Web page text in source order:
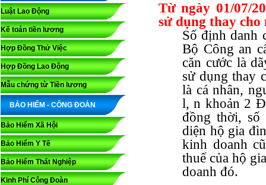
Luật Lao Động
Kế toán tiền lương
Hợp Đồng Thử Việc
Hợp Đồng Lao Động
Mẫu chứng từ Tiền lương
BẢO HIỂM - CÔNG ĐOÀN
Bảo Hiểm Xã Hội
Bảo Hiểm Y Tế
Bảo Hiểm Thất Nghiệp
Kinh Phí Công Đoàn
Từ ngày 01/07/
sử dụng thay cho
Số định danh
Bộ Công an
căn cước là
sử dụng thay
là cá nhân,
l, n khoản 2
đồng thời, số
diện hộ gia
kinh doanh
thuế của hộ
doanh đó.